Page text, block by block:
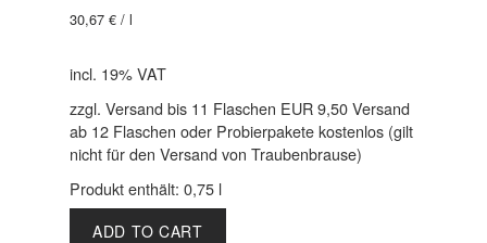
30,67 € / l
incl. 19% VAT
zzgl. Versand bis 11 Flaschen EUR 9,50 Versand
ab 12 Flaschen oder Probierpakete kostenlos (gilt
nicht für den Versand von Traubenbrause)
Produkt enthält: 0,75 l
ADD TO CART